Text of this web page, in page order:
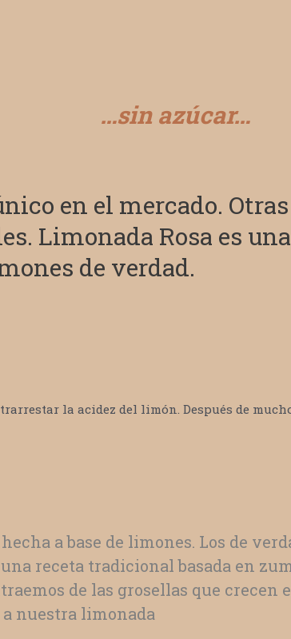
…sin azúcar…
en el mercado.
Limonada Rosa es
de verdad.
la acidez del limón. Después de
a base de limones. Los de
receta tradicional basada en
de las grosellas que crecen
nuestra limonada